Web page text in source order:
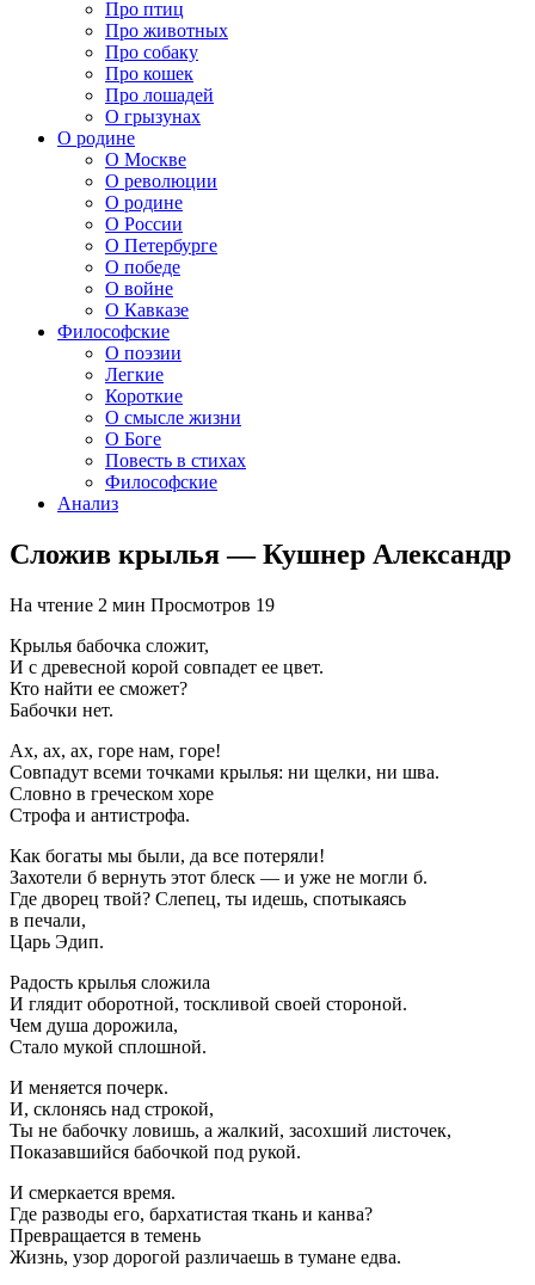
Про птиц
Про животных
Про собаку
Про кошек
Про лошадей
О грызунах
О родине
О Москве
О революции
О родине
О России
О Петербурге
О победе
О войне
О Кавказе
Философские
О поэзии
Легкие
Короткие
О смысле жизни
О Боге
Повесть в стихах
Философские
Анализ
Сложив крылья — Кушнер Александр
На чтение 2 мин Просмотров 19
Крылья бабочка сложит,
И с древесной корой совпадет ее цвет.
Кто найти ее сможет?
Бабочки нет.
Ах, ах, ах, горе нам, горе!
Совпадут всеми точками крылья: ни щелки, ни шва.
Словно в греческом хоре
Строфа и антистрофа.
Как богаты мы были, да все потеряли!
Захотели б вернуть этот блеск — и уже не могли б.
Где дворец твой? Слепец, ты идешь, спотыкаясь
в печали,
Царь Эдип.
Радость крылья сложила
И глядит оборотной, тоскливой своей стороной.
Чем душа дорожила,
Стало мукой сплошной.
И меняется почерк.
И, склонясь над строкой,
Ты не бабочку ловишь, а жалкий, засохший листочек,
Показавшийся бабочкой под рукой.
И смеркается время.
Где разводы его, бархатистая ткань и канва?
Превращается в темень
Жизнь, узор дорогой различаешь в тумане едва.